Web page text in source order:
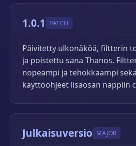
1.0.1 PATCH
Päivitetty ulkonäköä, filtterin
ja poistettu sana Thanos.
nopeampi ja tehokkaampi
käyttöohjeet lisäosan nappiin
Julkaisuversio MAJOR